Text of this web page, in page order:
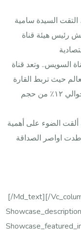
رئيس هيئة قناة
السويس.. وتعد قناة
حيث تربط القارة
الأوروبية بالقارة الآسيوية ويمر من خلالها حوالي ١٢٪‏ من حجم
ألقت الضوء على أهمية
اواصر الصداقة
[/md_text][/